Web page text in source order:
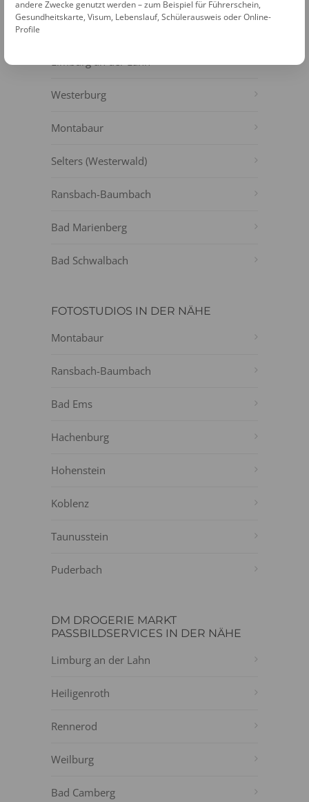
Limburg an der Lahn
Westerburg
Montabaur
Selters (Westerwald)
Ransbach-Baumbach
Bad Marienberg
Bad Schwalbach
FOTOSTUDIOS IN DER NÄHE
Montabaur
Ransbach-Baumbach
Bad Ems
Hachenburg
Hohenstein
Koblenz
Taunusstein
Puderbach
DM DROGERIE MARKT
PASSBILDSERVICES IN DER NÄHE
Limburg an der Lahn
Heiligenroth
Rennerod
Weilburg
Bad Camberg
andere Zwecke genutzt werden – zum Beispiel für Führerschein,
Gesundheitskarte, Visum, Lebenslauf, Schülerausweis oder Online-
Profile